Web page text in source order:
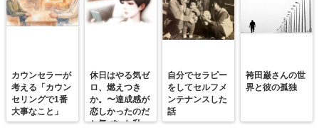
カウンセラーが
考える「カウン
セリングで1番
大事なこと」
休日はやる気ゼ
ロ、燃えつき
か。〜達成感が
恋しかったのだ
と気づいた私
自分でセラピー
をしてセルフメ
ンテナンスした
話
袴田巌さんの世
界と彼の孤独